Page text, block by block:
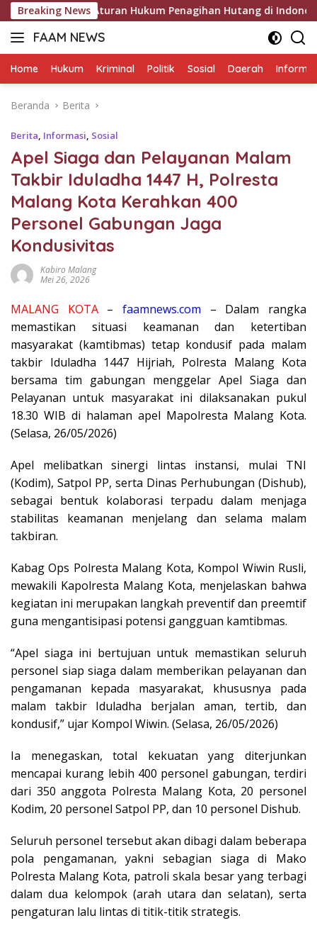
Langsung
ke
konten
Breaking News
Aturan Hukum Penagihan Hutang di Indonesia
FAAM NEWS
Mengungkap
Mengawal
Home Hukum Kriminal Politik Sosial Daerah
Beranda Berita
Berita, Informasi, Sosial
Apel Siaga dan Pelayanan Malam
Takbir Iduladha 1447 H, Polresta
Malang Kota Kerahkan 400
Personel Gabungan Jaga
Kondusivitas
Kabiro Malang
Mei 26, 2026
MALANG KOTA–faamnews.com – Dalam rangka
memastikan situasi keamanan dan ketertiban
masyarakat (kamtibmas) tetap kondusif pada malam
takbir Iduladha 1447 Hijriah, Polresta Malang Kota
bersama tim gabungan menggelar Apel Siaga dan
Pelayanan untuk masyarakat ini dilaksanakan pukul
18.30 WIB di halaman apel Mapolresta Malang Kota.
(Selasa, 26/05/2026)
Apel melibatkan sinergi lintas instansi, mulai TNI
(Kodim), Satpol PP, serta Dinas Perhubungan (Dishub),
sebagai bentuk kolaborasi terpadu dalam menjaga
stabilitas keamanan menjelang dan selama malam
takbiran.
Kabag Ops Polresta Malang Kota, Kompol Wiwin Rusli,
mewakili Kapolresta Malang Kota, menjelaskan bahwa
kegiatan ini merupakan langkah preventif dan preemtif
guna mengantisipasi potensi gangguan kamtibmas.
“Apel siaga ini bertujuan untuk memastikan seluruh
personel siap siaga dalam memberikan pelayanan dan
pengamanan kepada masyarakat, khususnya pada
malam takbir Iduladha berjalan aman, tertib, dan
kondusif,” ujar Kompol Wiwin. (Selasa, 26/05/2026)
Ia menegaskan, total kekuatan yang diterjunkan
mencapai kurang lebih 400 personel gabungan, terdiri
dari 350 anggota Polresta Malang Kota, 20 personel
Kodim, 20 personel Satpol PP, dan 10 personel Dishub.
Seluruh personel tersebut akan dibagi dalam beberapa
pola pengamanan, yakni sebagian siaga di Mako
Polresta Malang Kota, patroli skala besar yang terbagi
dalam dua kelompok (arah utara dan selatan), serta
pengaturan lalu lintas di titik-titik strategis.